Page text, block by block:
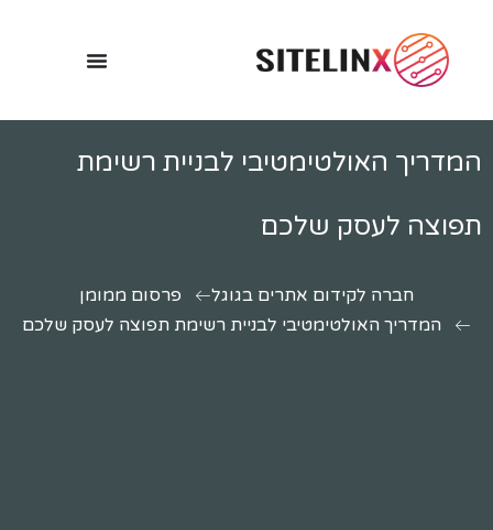
המדריך האולטימטיבי לבניית רשימת
תפוצה לעסק שלכם
חברה לקידום אתרים בגוגל
פרסום ממומן
המדריך האולטימטיבי לבניית רשימת תפוצה לעסק שלכם